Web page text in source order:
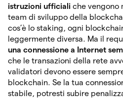
istruzioni ufficiali che vengono
team di sviluppo della
cos’è lo staking, ogni
leggermente diversa. Ma il
una connessione a Internet
che le transazioni della rete
validatori devono essere
blockchain. Se la tua
stabile, potresti subire